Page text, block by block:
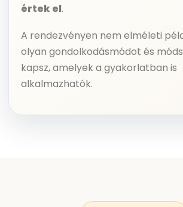
értek el.
A rendezvényen nem elméleti
olyan gondolkodásmódot és
kapsz, amelyek a gyakorlatban is
alkalmazhatók.